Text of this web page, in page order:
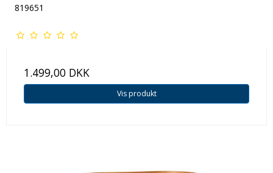
819651
1.499,00 DKK
Vis produkt